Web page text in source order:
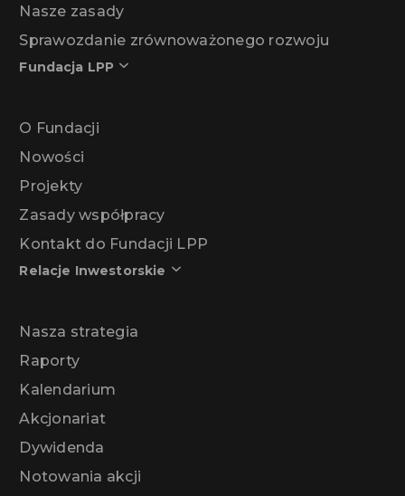
Nasze zasady
Sprawozdanie zrównoważonego rozwoju
Fundacja LPP
O Fundacji
Nowości
Projekty
Zasady współpracy
Kontakt do Fundacji LPP
Relacje Inwestorskie
Nasza strategia
Raporty
Kalendarium
Akcjonariat
Dywidenda
Notowania akcji